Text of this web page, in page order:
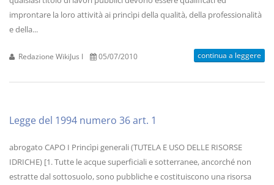
improntare la loro attività ai princìpi della qualità, della professionalità
e della...
Redazione WikiJus I 05/07/2010 continua a leggere
Legge del 1994 numero 36 art. 1
abrogato CAPO I Princìpi generali (TUTELA E USO DELLE RISORSE
IDRICHE) [1. Tutte le acque superficiali e sotterranee, ancorché non
estratte dal sottosuolo, sono pubbliche e costituiscono una risorsa